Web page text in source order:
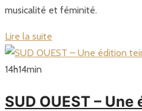
musicalité et féminité.
Lire la suite
14h14min
SUD OUEST –